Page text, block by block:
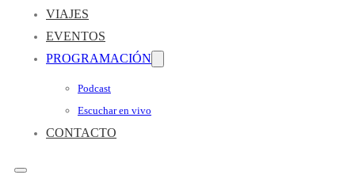
VIAJES
EVENTOS
PROGRAMACIÓN
Podcast
Escuchar en vivo
CONTACTO